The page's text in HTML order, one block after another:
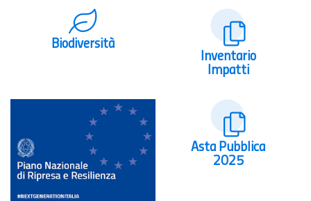
Biodiversità
Inventario
Impatti
Asta Pubblica
2025